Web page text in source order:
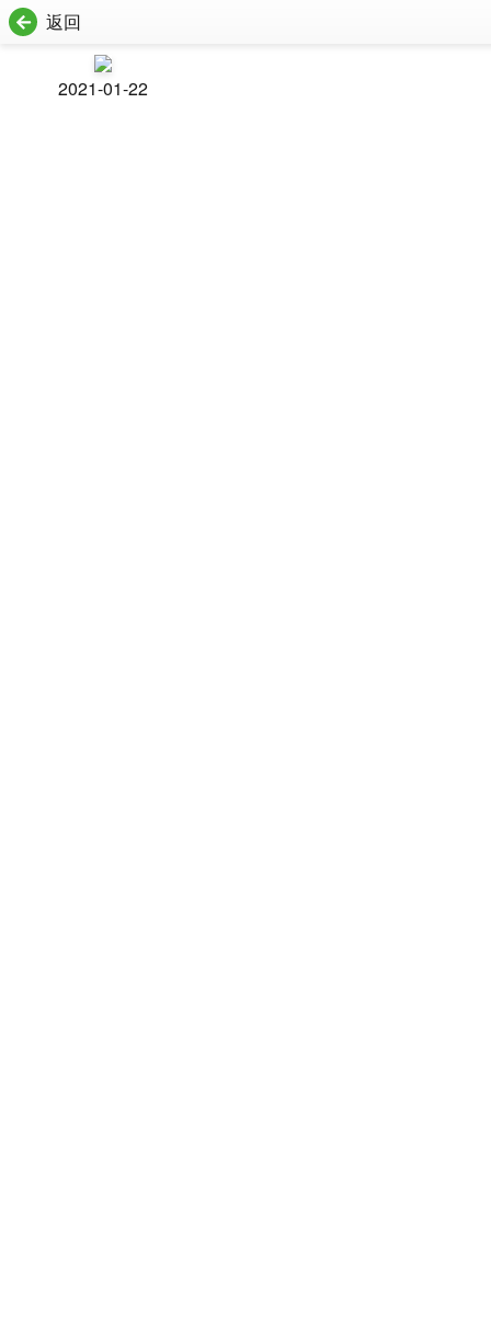
返回
2021-01-22